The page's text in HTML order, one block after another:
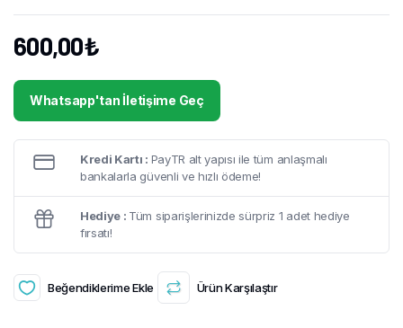
600,00₺
Whatsapp'tan İletişime Geç
Kredi Kartı : PayTR alt yapısı ile tüm anlaşmalı
bankalarla güvenli ve hızlı ödeme!
Hediye : Tüm siparişlerinizde sürpriz 1 adet hediye
fırsatı!
Beğendiklerime Ekle Ürün Karşılaştır